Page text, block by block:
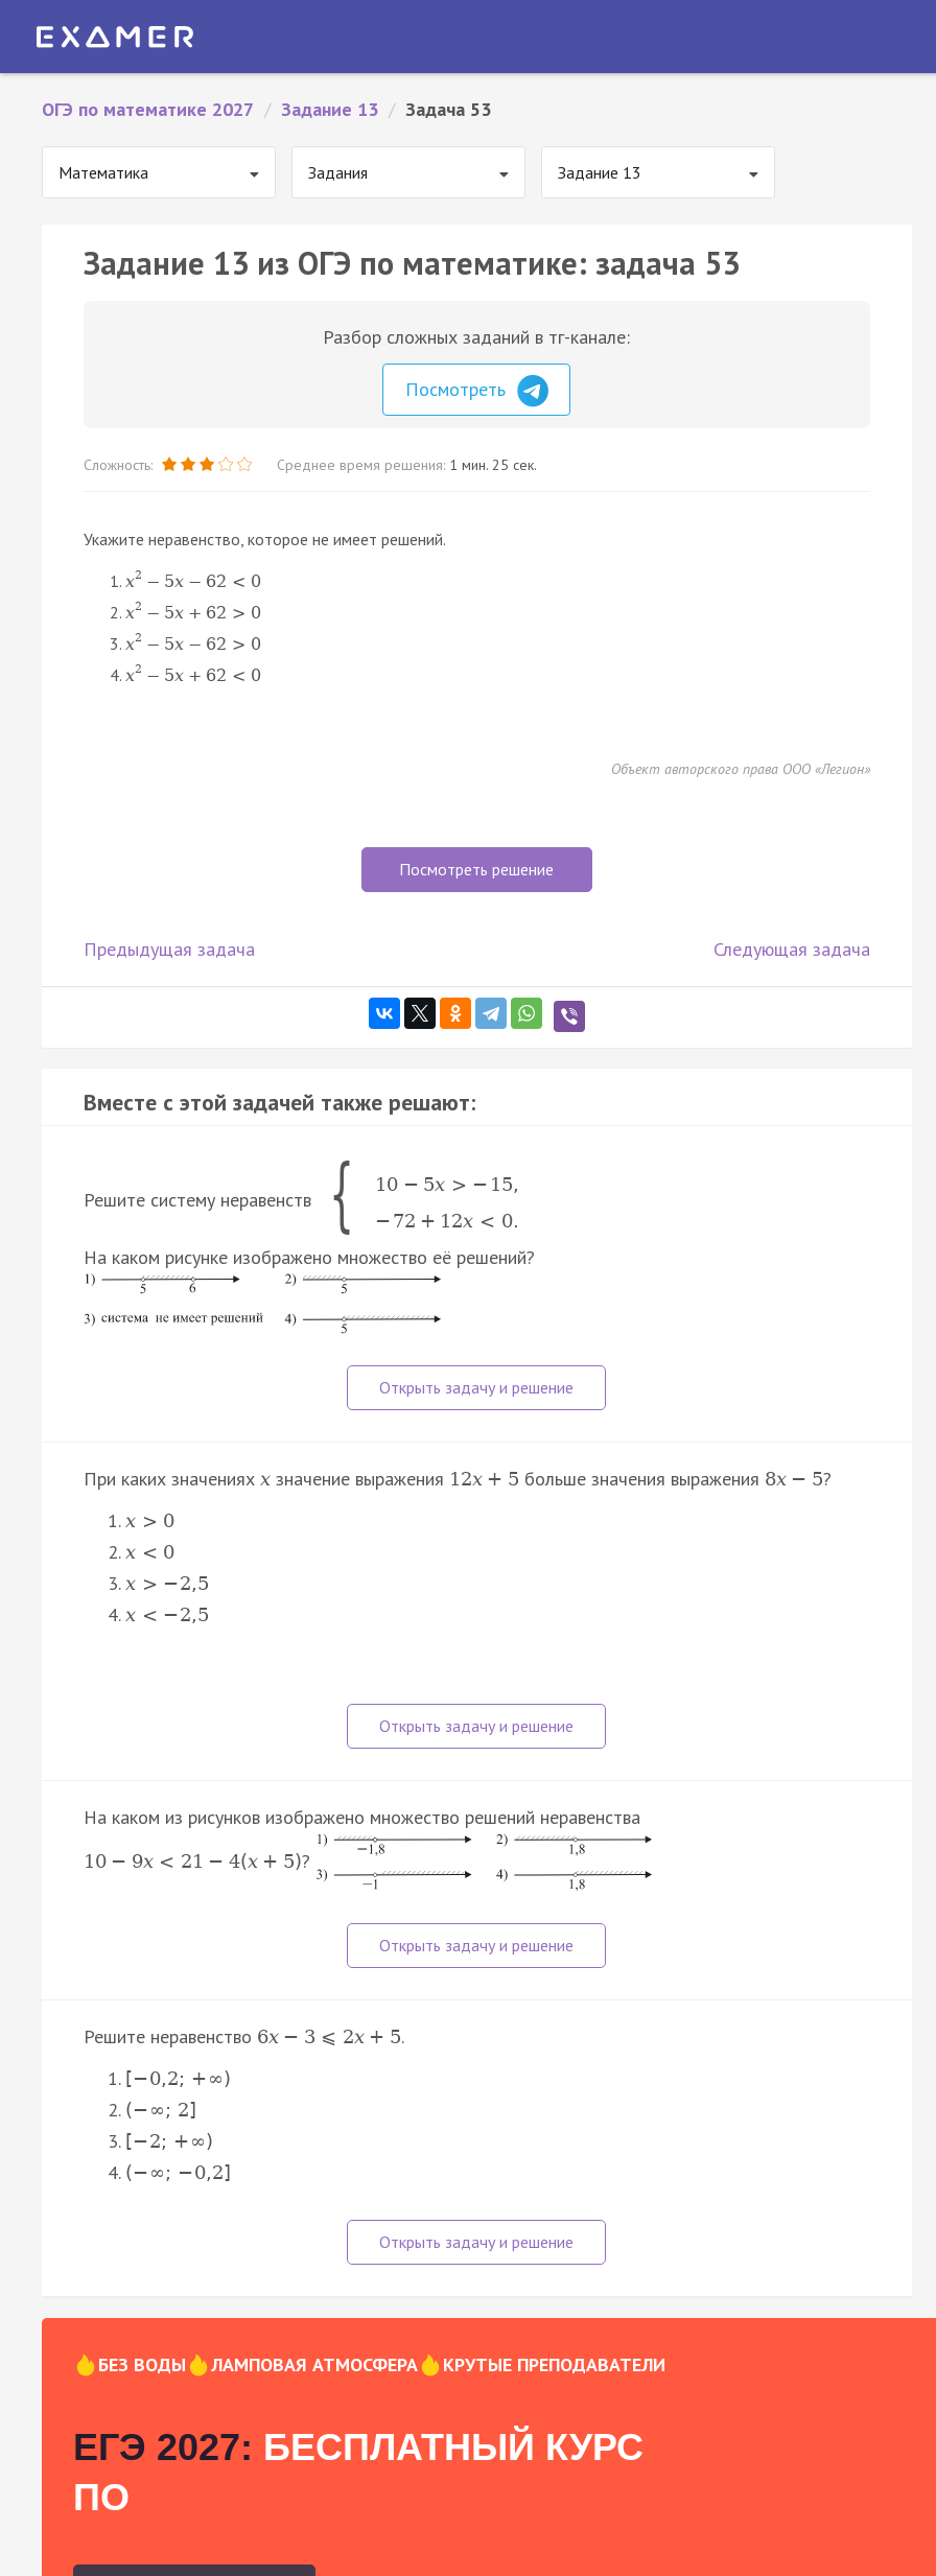
ОГЭ по математике 2027 / Задание 13 / Задача 53
Математика Задания Задание 13
Задание 13 из ОГЭ по математике: задача 53
Разбор сложных заданий в тг-канале:
Посмотреть
Сложность: Среднее время решения: 1 мин. 25 сек.
Укажите неравенство, которое не имеет решений.
x2 − 5x − 62 < 0
x2 − 5x + 62 > 0
x2 − 5x − 62 > 0
x2 − 5x + 62 < 0
Объект авторского права ООО «Легион»
Посмотреть решение
Предыдущая задача Следующая задача
Вместе с этой задачей также решают:
Решите систему неравенств { 10 − 5x > − 15,
−72 + 12x < 0.
На каком рисунке изображено множество её решений?
При каких значениях x значение выражения 12x + 5 больше значения выражения 8x − 5?
x > 0
x < 0
x > −2,5
x < −2,5
На каком из рисунков изображено множество решений неравенства
10 − 9x < 21 − 4(x + 5)?
Решите неравенство 6x − 3 ⩽ 2x + 5.
[−0,2; +∞)
(−∞; 2]
[−2; +∞)
(−∞; −0,2]
БЕЗ ВОДЫ ЛАМПОВАЯ АТМОСФЕРА КРУТЫЕ ПРЕПОДАВАТЕЛИ
ЕГЭ 2027: БЕСПЛАТНЫЙ КУРС
ПО